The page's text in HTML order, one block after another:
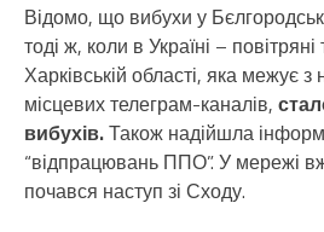
Відомо, що вибухи у
тоді ж, коли в Україні –
Харківській області, яка межує
місцевих телеграм-каналів,
вибухів.Також надійшла
“відпрацювань ППО”. У мережі
почався наступ зі Сходу.